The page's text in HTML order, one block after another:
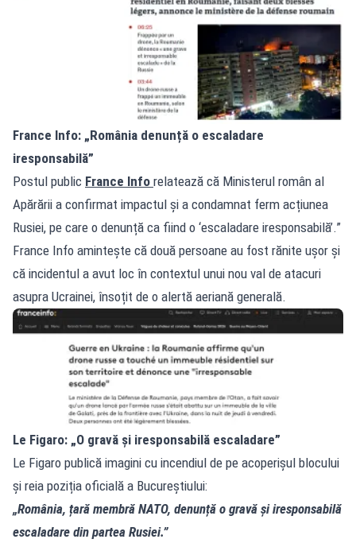
France Info: „România denunță o escaladare
iresponsabilă”
Postul public France Info relatează că Ministerul român al
Apărării a confirmat impactul și a condamnat ferm acțiunea
Rusiei, pe care o denunță ca fiind o ‘escaladare iresponsabilă’.”
France Info amintește că două persoane au fost rănite ușor și
că incidentul a avut loc în contextul unui nou val de atacuri
asupra Ucrainei, însoțit de o alertă aeriană generală.
Le Figaro: „O gravă și iresponsabilă escaladare”
Le Figaro publică imagini cu incendiul de pe acoperișul blocului
și reia poziția oficială a Bucureștiului:
„România, țară membră NATO, denunță o gravă și iresponsabilă
escaladare din partea Rusiei.”